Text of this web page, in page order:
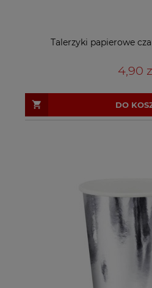
Talerzyki papierowe
4,90
DO